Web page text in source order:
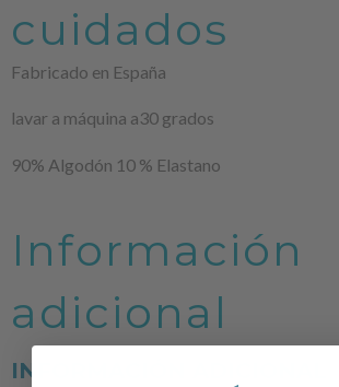
cuidados
Fabricado en España
lavar a máquina a30 grados
90% Algodón 10 % Elastano
Información
adicional
INFORMACIÓN ADICIONAL